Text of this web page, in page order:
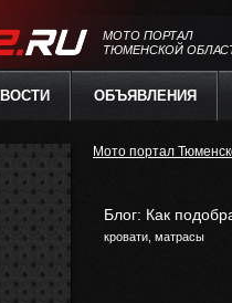
МОТО ПОРТАЛ
ТЮМЕНСКОЙ
ОБЪЯВЛЕНИЯ
Мото портал
Блог: Как
кровати, матрасы